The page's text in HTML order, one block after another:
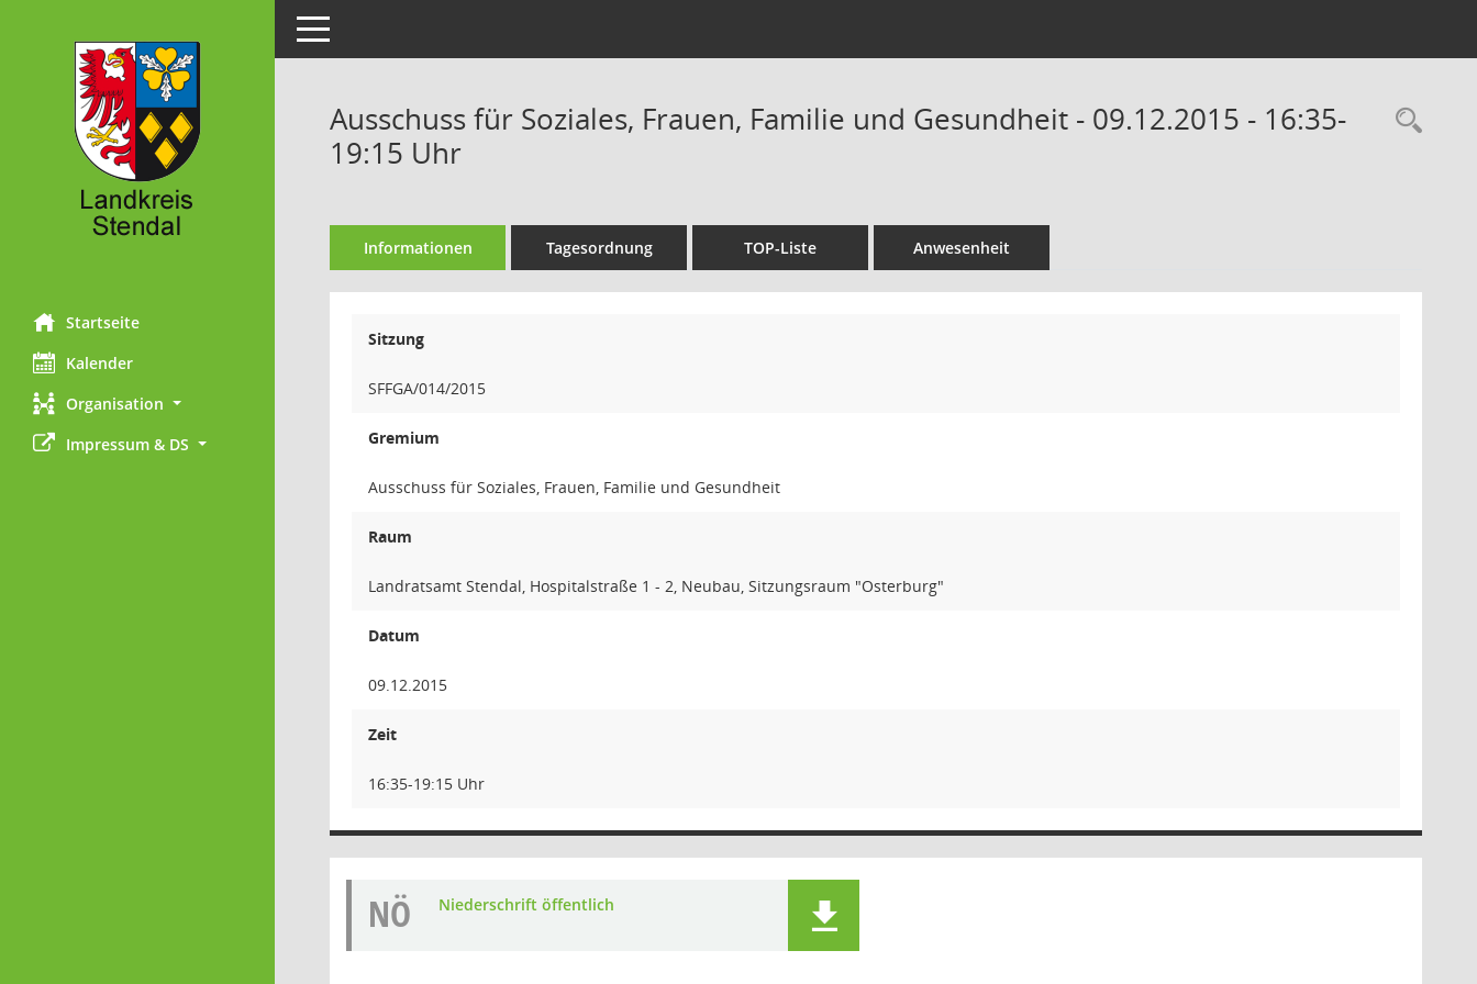
Startseite
Kalender
Organisation
Impressum & DS
Toggle navigation
Ausschuss für Soziales, Frauen, Familie und Gesundheit - 09.12.2015 - 16:35-
19:15 Uhr
Informationen Tagesordnung TOP-Liste Anwesenheit
Sitzung
SFFGA/014/2015
Gremium
Ausschuss für Soziales, Frauen, Familie und Gesundheit
Raum
Landratsamt Stendal, Hospitalstraße 1 - 2, Neubau, Sitzungsraum "Osterburg"
Datum
09.12.2015
Zeit
16:35-19:15 Uhr
NÖ Niederschrift öffentlich